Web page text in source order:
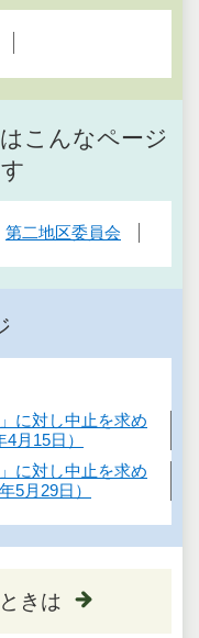
こんなページ
第二地区委員会
に対し中止を求め
月15日）
に対し中止を求め
5月29日）
きは